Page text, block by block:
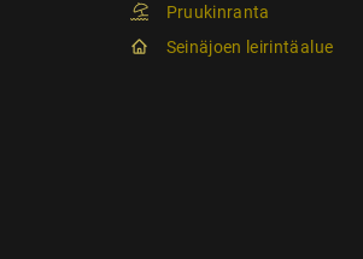
Pruukinranta
Seinäjoen leirintäalue